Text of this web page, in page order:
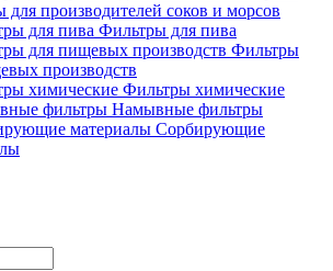
для производителей соков и морсов
Фильтры для пива
Фильтры
производств
Фильтры химические
Намывные фильтры
Сорбирующие